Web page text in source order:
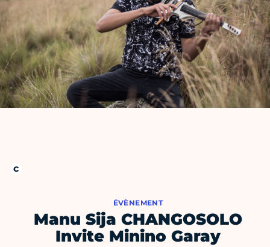
ÉVÈNEMENT
Manu Sija CHANGOSOLO
Invite Minino Garay